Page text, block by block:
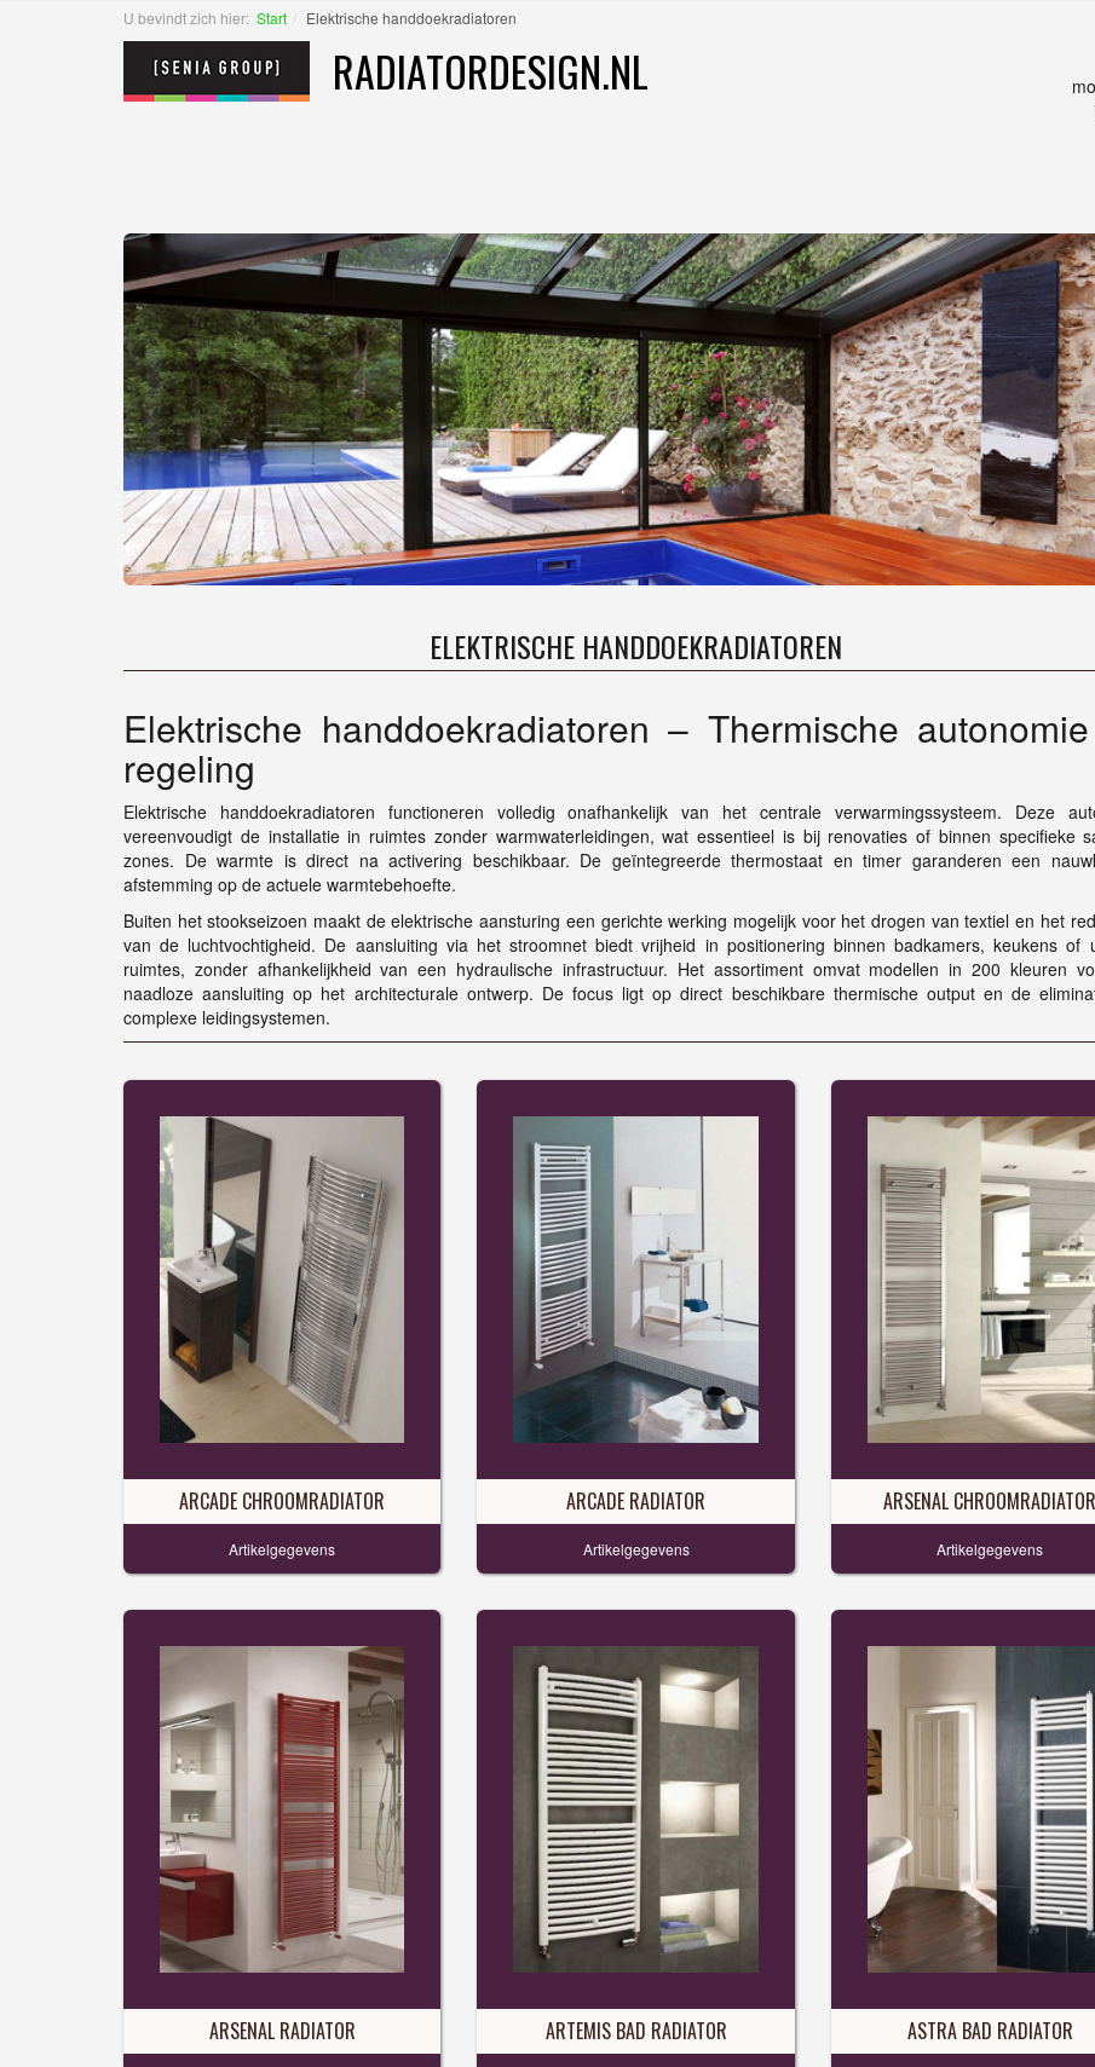
U bevindt zich hier: Start Elektrische handdoekradiatoren
RADIATORDESIGN.NL
ELEKTRISCHE HANDDOEKRADIATOREN
Elektrische handdoekradiatoren – Thermische
regeling
Elektrische handdoekradiatoren functioneren volledig onafhankelijk van het centrale verwarmingssysteem. Deze
vereenvoudigt de installatie in ruimtes zonder warmwaterleidingen, wat essentieel is bij renovaties of binnen specifieke
zones. De warmte is direct na activering beschikbaar. De geïntegreerde thermostaat en timer garanderen een
afstemming op de actuele warmtebehoefte.
Buiten het stookseizoen maakt de elektrische aansturing een gerichte werking mogelijk voor het drogen van textiel en het
van de luchtvochtigheid. De aansluiting via het stroomnet biedt vrijheid in positionering binnen badkamers, keukens of
ruimtes, zonder afhankelijkheid van een hydraulische infrastructuur. Het assortiment omvat modellen in 200 kleuren
naadloze aansluiting op het architecturale ontwerp. De focus ligt op direct beschikbare thermische output en de
complexe leidingsystemen.
ARCADE CHROOMRADIATOR
Artikelgegevens
ARCADE RADIATOR
Artikelgegevens
ARSENAL CHROOMRADIATOR
Artikelgegevens
ARSENAL RADIATOR ARTEMIS BAD RADIATOR ASTRA BAD RADIATOR